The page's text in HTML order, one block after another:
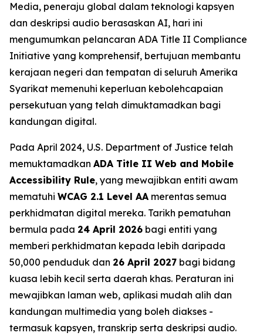
Media, peneraju global dalam teknologi kapsyen
dan deskripsi audio berasaskan AI, hari ini
mengumumkan pelancaran ADA Title II Compliance
Initiative yang komprehensif, bertujuan membantu
kerajaan negeri dan tempatan di seluruh Amerika
Syarikat memenuhi keperluan kebolehcapaian
persekutuan yang telah dimuktamadkan bagi
kandungan digital.
Pada April 2024, U.S. Department of Justice telah
memuktamadkan ADA Title II Web and Mobile
Accessibility Rule, yang mewajibkan entiti awam
mematuhi WCAG 2.1 Level AA merentas semua
perkhidmatan digital mereka. Tarikh pematuhan
bermula pada 24 April 2026 bagi entiti yang
memberi perkhidmatan kepada lebih daripada
50,000 penduduk dan 26 April 2027 bagi bidang
kuasa lebih kecil serta daerah khas. Peraturan ini
mewajibkan laman web, aplikasi mudah alih dan
kandungan multimedia yang boleh diakses -
termasuk kapsyen, transkrip serta deskripsi audio.